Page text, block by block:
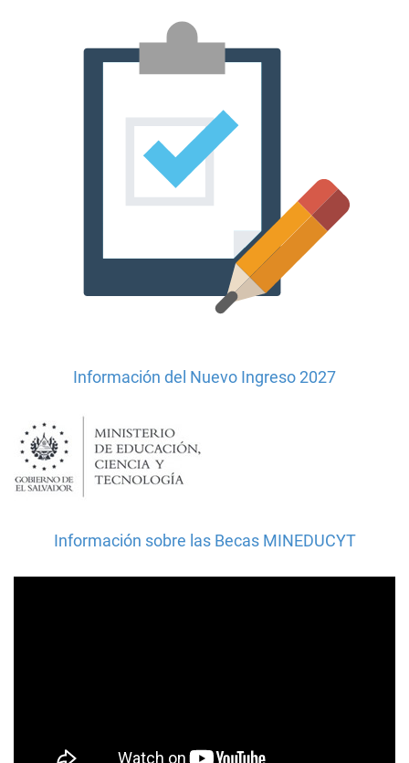
Información del Nuevo Ingreso 2027
Información sobre las Becas MINEDUCYT